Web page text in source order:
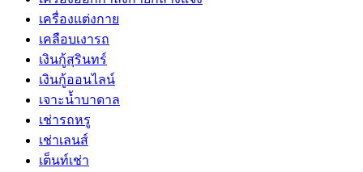
เครื่องแต่งกาย
เคลือบเงารถ
เงินกู้สุรินทร์
เงินกู้ออนไลน์
เจาะน้ำบาดาล
เช่ารถหรู
เช่าเลนส์
เต็นท์เช่า